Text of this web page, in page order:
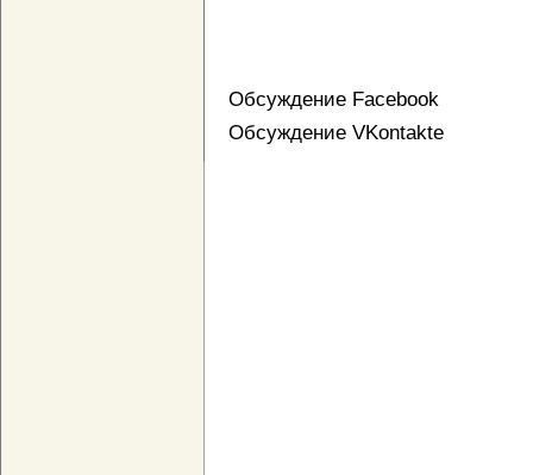
Обсуждение Facebook
Обсуждение VKontakte